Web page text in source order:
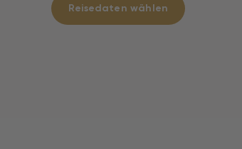
Reisedaten wählen